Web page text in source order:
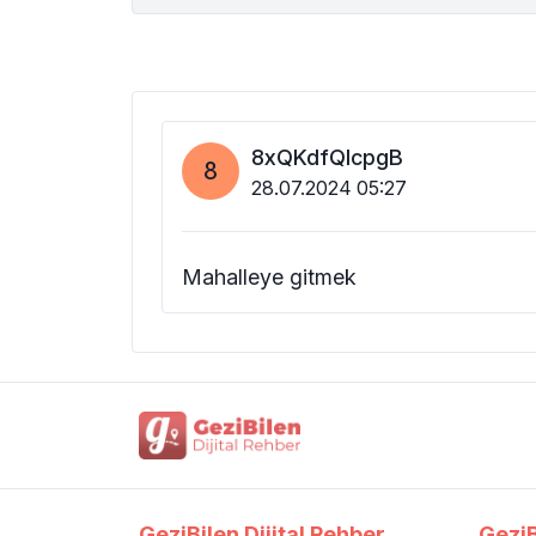
8 8xQKdfQlcpgB
28.07.2024 05:27
Mahalleye gitmek